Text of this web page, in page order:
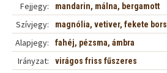
Fejjegy: mandarin, málna, bergamott
Szívjegy: magnólia, vetiver, fekete bors
Alapjegy: fahéj, pézsma, ámbra
Irányzat: virágos friss fűszeres